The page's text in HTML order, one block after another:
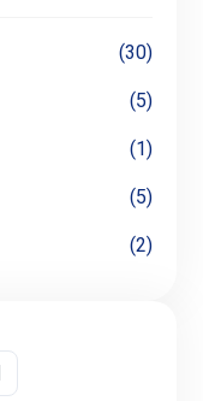
(30)
(5)
(1)
(5)
(2)